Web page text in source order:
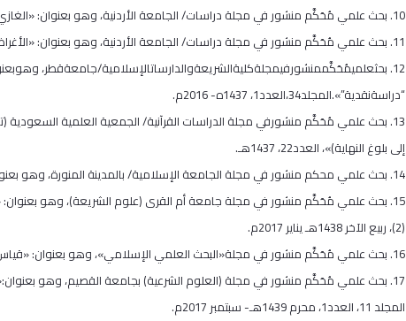
10. بحث علمي مُحَكَّم منشور في مجلة دراسات/ الجامعة الأردنية، وهو بعنوان: «الغازي بن الأندلسي وأقواله في الرسم العثماني»، مجلد 42, عدد 2، 1436هـ- 2015م.
11. بحث علمي مُحَكَّم منشور في مجلة دراسات/ الجامعة الأردنية، وهو بعنوان: «الأغراض البلاغية للتنوين وأثرها في تفسير القرآن الكريم»، مجلد 43، العدد 3، 2016م.
12. بحثعلميمُحَكَّممنشورفيمجلةكليةالشريعةوالدارساتالإسلامية/جامعةقطر،
“دراسةنقدية”».المجلد34،العدد1، 1437ه- 2016م.
13. بحث علمي مُحَكَّم منشورفي مجلة الدراسات القرآنية/ الجمعية العلمية
إلى بلوغ النهاية)»، العدد22، 1437هـ.
14. بحث علمي محكم منشور في مجلة الجامعة الإسلامية/ بالمدينة المنورة، وهو بعنوان: «العطف التفسيري وأثره في تفسير القرآن الكريم». السنة 50، العدد 178، 1438هـ.
(2)، ربيع الآخر 1438هـ يناير 2017م.
16. بحث علمي مُحَكَّم منشور في مجلة«البحث العلمي الإسلامي»، وهو بعنوان: «قياس الأولى في القرآن الكريم- دراسة تأصيلية تطبيقية»، العدد (27)، 2017م.
17. بحث علمي مُحَكَّم منشور في مجلة (العلوم الشرعية) بجامعة القصيم، وهو
المجلد 11، العدد1، محرم 1439هـ- سبتمبر 2017م.